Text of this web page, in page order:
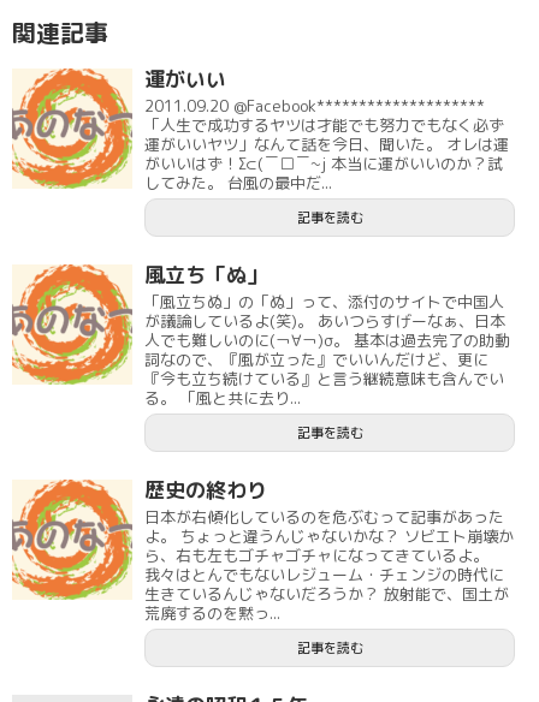
関連記事
運がいい
2011.09.20 @Facebook********************
「人生で成功するヤツは才能でも努力でもなく必ず
運がいいヤツ」なんて話を今日、聞いた。 オレは運
がいいはず！Σ⊂(￣□￣~j 本当に運がいいのか？試
してみた。 台風の最中だ...
記事を読む
風立ち「ぬ」
「風立ちぬ」の「ぬ」って、添付のサイトで中国人
が議論しているよ(笑)。 あいつらすげーなぁ、日本
人でも難しいのに(￢∀￢)σ。 基本は過去完了の助動
詞なので、『風が立った』でいいんだけど、更に
『今も立ち続けている』と言う継続意味も含んでい
る。 「風と共に去り...
記事を読む
歴史の終わり
日本が右傾化しているのを危ぶむって記事があった
よ。 ちょっと違うんじゃないかな？ ソビエト崩壊か
ら、右も左もゴチャゴチャになってきているよ。
我々はとんでもないレジューム・チェンジの時代に
生きているんじゃないだろうか？ 放射能で、国土が
荒廃するのを黙っ...
記事を読む